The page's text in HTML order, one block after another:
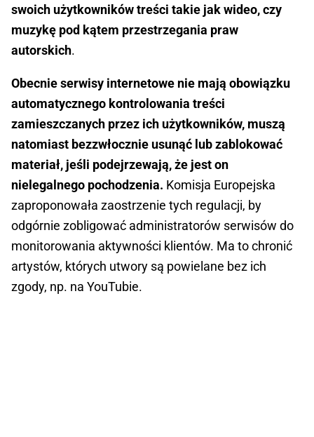
swoich użytkowników treści takie jak wideo, czy
muzykę pod kątem przestrzegania praw
autorskich.
Obecnie serwisy internetowe nie mają obowiązku
automatycznego kontrolowania treści
zamieszczanych przez ich użytkowników, muszą
natomiast bezzwłocznie usunąć lub zablokować
materiał, jeśli podejrzewają, że jest on
nielegalnego pochodzenia. Komisja Europejska
zaproponowała zaostrzenie tych regulacji, by
odgórnie zobligować administratorów serwisów do
monitorowania aktywności klientów. Ma to chronić
artystów, których utwory są powielane bez ich
zgody, np. na YouTubie.